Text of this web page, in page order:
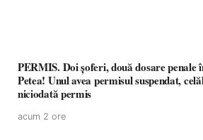
PERMIS. Doi șoferi, două dosare penale
Petea! Unul avea permisul suspendat,
niciodată permis
acum 2 ore